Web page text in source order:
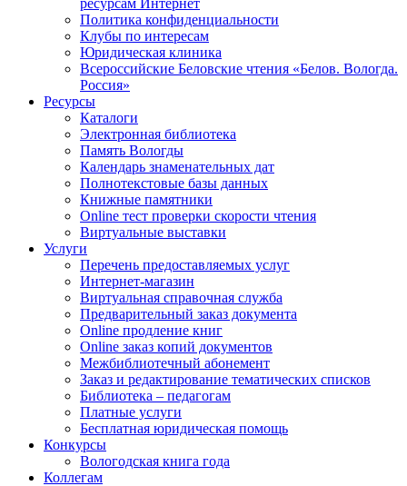
ресурсам Интернет
Политика конфиденциальности
Клубы по интересам
Юридическая клиника
Всероссийские Беловские чтения «Белов. Вологда.
Россия»
Ресурсы
Каталоги
Электронная библиотека
Память Вологды
Календарь знаменательных дат
Полнотекстовые базы данных
Книжные памятники
Online тест проверки скорости чтения
Виртуальные выставки
Услуги
Перечень предоставляемых услуг
Интернет-магазин
Виртуальная справочная служба
Предварительный заказ документа
Online продление книг
Online заказ копий документов
Межбиблиотечный абонемент
Заказ и редактирование тематических списков
Библиотека – педагогам
Платные услуги
Бесплатная юридическая помощь
Конкурсы
Вологодская книга года
Коллегам